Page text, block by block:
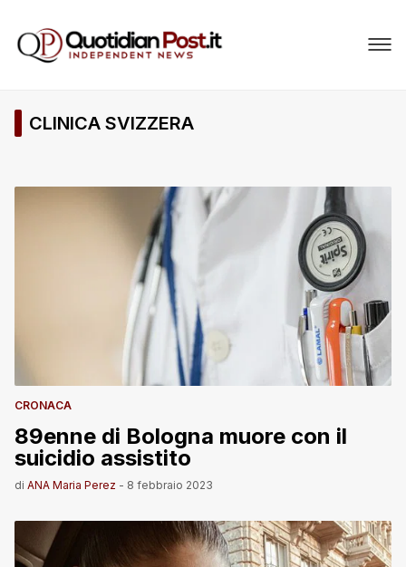
CLINICA SVIZZERA
CRONACA
89enne di Bologna muore con il
suicidio assistito
di ANA Maria Perez - 8 febbraio 2023